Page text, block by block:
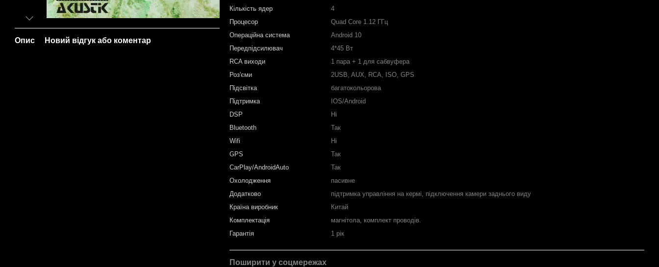
Опис Новий відгук або коментар
Кількість ядер
4
Процесор
Quad Core 1.12 ГГц
Операційна система
Android 10
Передпідсилювач
4*45 Вт
RCA виходи
1 пара + 1 для сабвуфера
Роз'єми
2USB, AUX, RCA, ISO, GPS
Підсвітка
багатокольорова
Підтримка
IOS/Android
DSP
Ні
Bluetooth
Так
Wifi
Ні
GPS
Так
CarPlay/AndroidAuto
Так
Охолодження
пасивне
Додатково
підтримка управління на кермі, підключення камери заднього виду
Країна виробник
Китай
Комплектація
магнітола, комплект проводів.
Гарантія
1 рік
Поширити у соцмережах